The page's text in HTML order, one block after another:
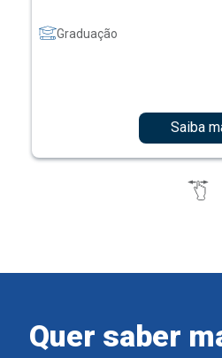
Graduação
Saiba
Quer saber